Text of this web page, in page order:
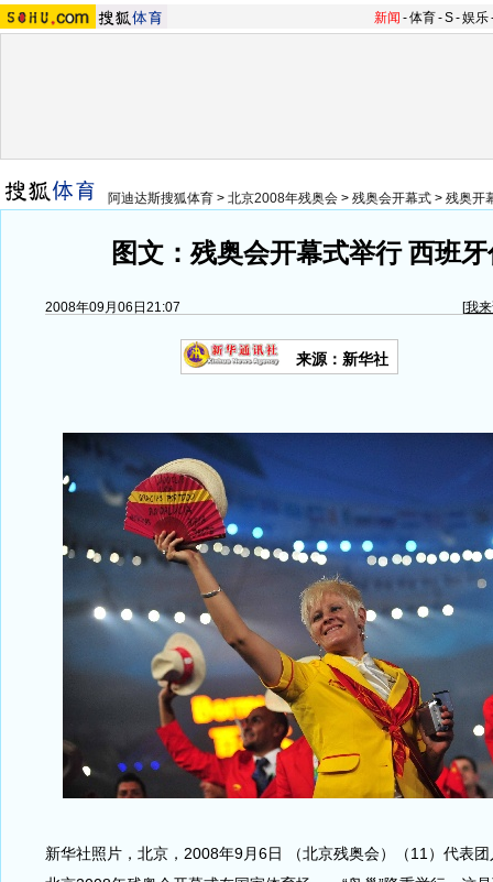
新闻 -体育-S-娱乐
阿迪达斯搜狐体育 > 北京2008年残奥会 > 残奥会开幕式 > 残奥开
图文：残奥会开幕式举行 西班
2008年09月06日21:07 [我
来源：新华社
新华社照片，北京，2008年9月6日 （北京残奥会）（11）代表